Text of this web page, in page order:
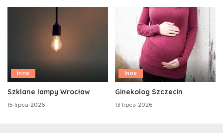
Inne
Szklane lampy Wrocław
15 lipca 2026
Inne
Ginekolog Szczecin
13 lipca 2026